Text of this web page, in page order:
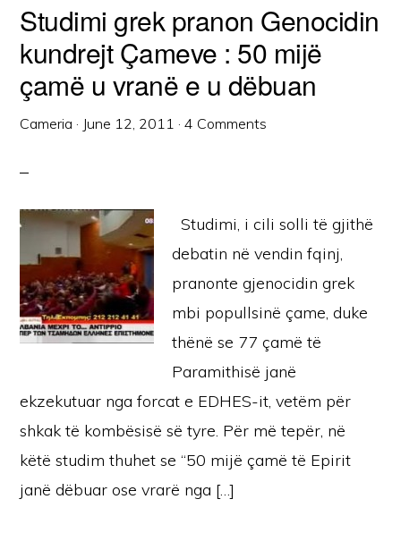
Studimi grek pranon Genocidin
kundrejt Çameve : 50 mijë
çamë u vranë e u dëbuan
Cameria · June 12, 2011 ·4 Comments
Studimi, i cili solli të gjithë
debatin në vendin fqinj,
pranonte gjenocidin grek
mbi popullsinë çame, duke
thënë se 77 çamë të
Paramithisë janë
ekzekutuar nga forcat e EDHES-it, vetëm për
shkak të kombësisë së tyre. Për më tepër, në
këtë studim thuhet se “50 mijë çamë të Epirit
janë dëbuar ose vrarë nga […]